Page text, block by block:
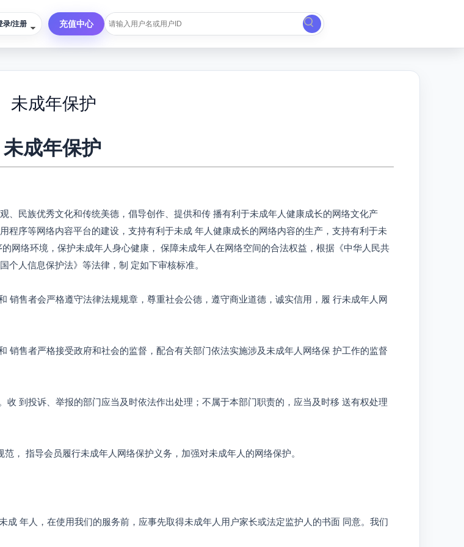
录/注册 充值中心
未成年保护
未成年保护
、民族优秀文化和传统美德，倡导创作、提供和传 播有利于未成年人健康成长的网络文化产
程序等网络内容平台的建设，支持有利于未成 年人健康成长的网络内容的生产，支持有利于未
网络环境，保护未成年人身心健康， 保障未成年人在网络空间的合法权益，根据《中华人民共
人信息保护法》等法律，制 定如下审核标准。
销售者会严格遵守法律法规规章，尊重社会公德，遵守商业道德，诚实信用，履 行未成年人网
销售者严格接受政府和社会的监督，配合有关部门依法实施涉及未成年人网络保 护工作的监督
到投诉、举报的部门应当及时依法作出处理；不属于本部门职责的，应当及时移 送有权处理
， 指导会员履行未成年人网络保护义务，加强对未成年人的网络保护。
年人，在使用我们的服务前，应事先取得未成年人用户家长或法定监护人的书面 同意。我们